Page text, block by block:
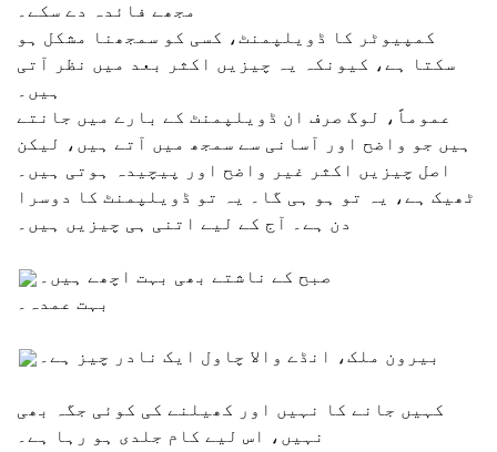
مجھے فائدہ دے سکے۔
کمپیوٹر کا ڈویلپمنٹ، کسی کو سمجھنا مشکل ہو
سکتا ہے، کیونکہ یہ چیزیں اکثر بعد میں نظر آتی
ہیں۔
عموماً، لوگ صرف ان ڈویلپمنٹ کے بارے میں جانتے
ہیں جو واضح اور آسانی سے سمجھ میں آتے ہیں، لیکن
اصل چیزیں اکثر غیر واضح اور پیچیدہ ہوتی ہیں۔
ٹھیک ہے، یہ تو ہو ہی گا۔ یہ تو ڈویلپمنٹ کا دوسرا
دن ہے۔ آج کے لیے اتنی ہی چیزیں ہیں۔
صبح کے ناشتے بھی بہت اچھے ہیں۔
بہت عمدہ۔
بیرون ملک، انڈے والا چاول ایک نادر چیز ہے۔
کہیں جانے کا نہیں اور کھیلنے کی کوئی جگہ بھی
نہیں، اس لیے کام جلدی ہو رہا ہے۔